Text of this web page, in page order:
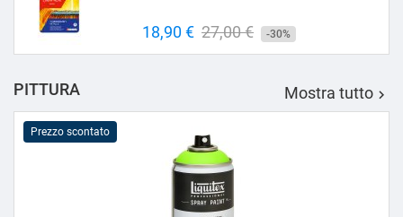
Prezzo
18,90 € Prezzo
base
27,00 € -30%
PITTURA Mostra tutto 
Prezzo scontato